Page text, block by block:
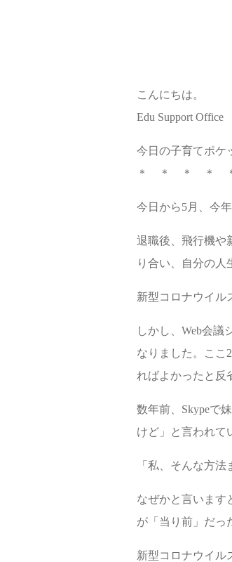
こんにちは。
Edu Support Office
今日の子育てポケ
＊ ＊ ＊ ＊
今日から5月、今
退職後、飛行機や
り合い、自分の人
新型コロナウイル
しかし、Web会議
なりました。ここ
ればよかったと反
数年前、Skypeで
けど」と言われて
「私、そんな方
なぜかと言います
が「当り前」だっ
新型コロナウイル